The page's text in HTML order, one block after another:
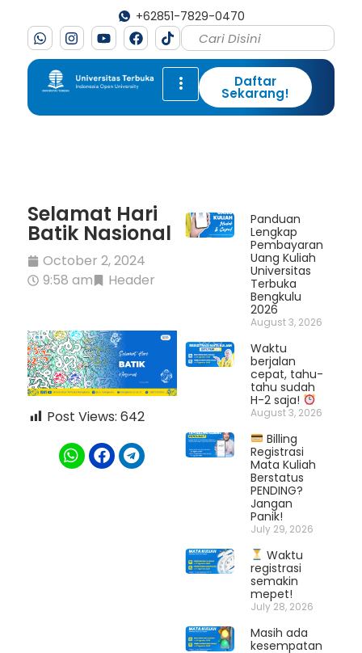
+62851-7829-0470
Daftar
Sekarang!
Selamat Hari
Batik Nasional
October 2, 2024
9:58 am
Header
Post Views: 642
Panduan
Lengkap
Pembayaran
Uang Kuliah
Universitas
Terbuka
Bengkulu
2026
August 3, 2026
Waktu
berjalan
cepat, tahu-
tahu sudah
H-2 saja!
August 3, 2026
Billing
Registrasi
Mata Kuliah
Berstatus
PENDING?
Jangan
Panik!
July 29, 2026
Waktu
registrasi
semakin
mepet!
July 28, 2026
Masih ada
kesempatan